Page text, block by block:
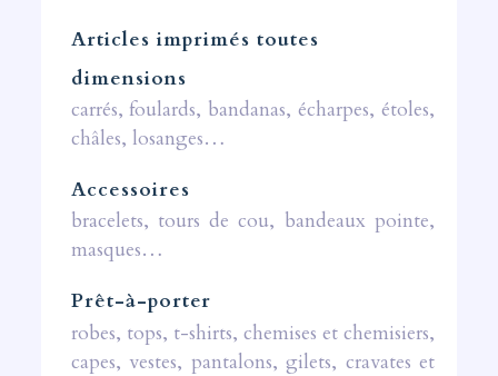
Articles imprimés toutes
dimensions
carrés, foulards, bandanas, écharpes, étoles,
châles, losanges…
Accessoires
bracelets, tours de cou, bandeaux pointe,
masques…
Prêt-à-porter
robes, tops, t-shirts, chemises et chemisiers,
capes, vestes, pantalons, gilets, cravates et